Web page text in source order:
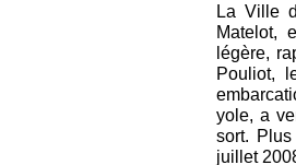
La Ville
Matelot,
légère,
Pouliot,
yole, a
sort.
juillet